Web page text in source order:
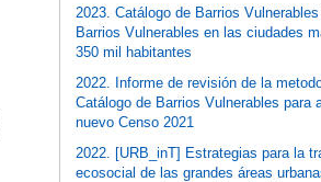
2023. Catálogo de Barrios Vulnerables
Barrios Vulnerables en las ciudades
350 mil habitantes
2022. Informe de revisión de la
Catálogo de Barrios Vulnerables para
nuevo Censo 2021
2022. [URB_inT] Estrategias para la
ecosocial de las grandes áreas